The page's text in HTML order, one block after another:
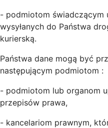
- podmiotom świadczącym
wysyłanych do Państwa
kurierską.
Państwa dane mogą być
następującym podmiotom :
- podmiotom lub organom
przepisów prawa,
- kancelariom prawnym,